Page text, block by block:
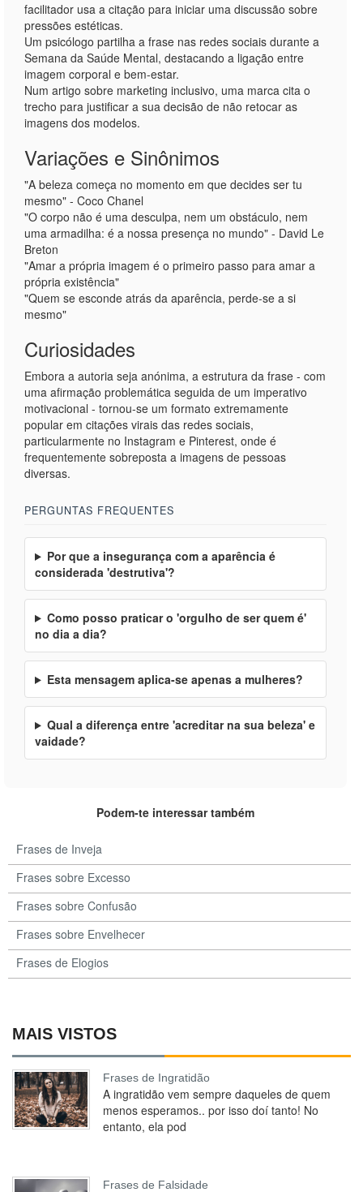
facilitador usa a citação para iniciar uma discussão sobre
pressões estéticas.
Um psicólogo partilha a frase nas redes sociais durante a
Semana da Saúde Mental, destacando a ligação entre
imagem corporal e bem-estar.
Num artigo sobre marketing inclusivo, uma marca cita o
trecho para justificar a sua decisão de não retocar as
imagens dos modelos.
Variações e Sinônimos
"A beleza começa no momento em que decides ser tu
mesmo" - Coco Chanel
"O corpo não é uma desculpa, nem um obstáculo, nem
uma armadilha: é a nossa presença no mundo" - David Le
Breton
"Amar a própria imagem é o primeiro passo para amar a
própria existência"
"Quem se esconde atrás da aparência, perde-se a si
mesmo"
Curiosidades
Embora a autoria seja anónima, a estrutura da frase - com
uma afirmação problemática seguida de um imperativo
motivacional - tornou-se um formato extremamente
popular em citações virais das redes sociais,
particularmente no Instagram e Pinterest, onde é
frequentemente sobreposta a imagens de pessoas
diversas.
PERGUNTAS FREQUENTES
Por que a insegurança com a aparência é
considerada 'destrutiva'?
Como posso praticar o 'orgulho de ser quem é'
no dia a dia?
Esta mensagem aplica-se apenas a mulheres?
Qual a diferença entre 'acreditar na sua beleza' e
vaidade?
Podem-te interessar também
Frases de Inveja
Frases sobre Excesso
Frases sobre Confusão
Frases sobre Envelhecer
Frases de Elogios
MAIS VISTOS
Frases de Ingratidão
A ingratidão vem sempre daqueles de quem
menos esperamos.. por isso doí tanto! No
entanto, ela pod
Frases de Falsidade